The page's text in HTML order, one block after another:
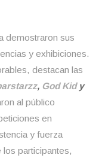
demostraron sus
y exhibiciones.
destacan las
, God Kidy
al público
en
y fuerza
participantes,